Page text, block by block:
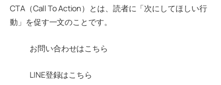
CTA（Call To Action）とは、読者に「次にしてほしい行
動」を促す一文のことです。
お問い合わせはこちら
LINE登録はこちら